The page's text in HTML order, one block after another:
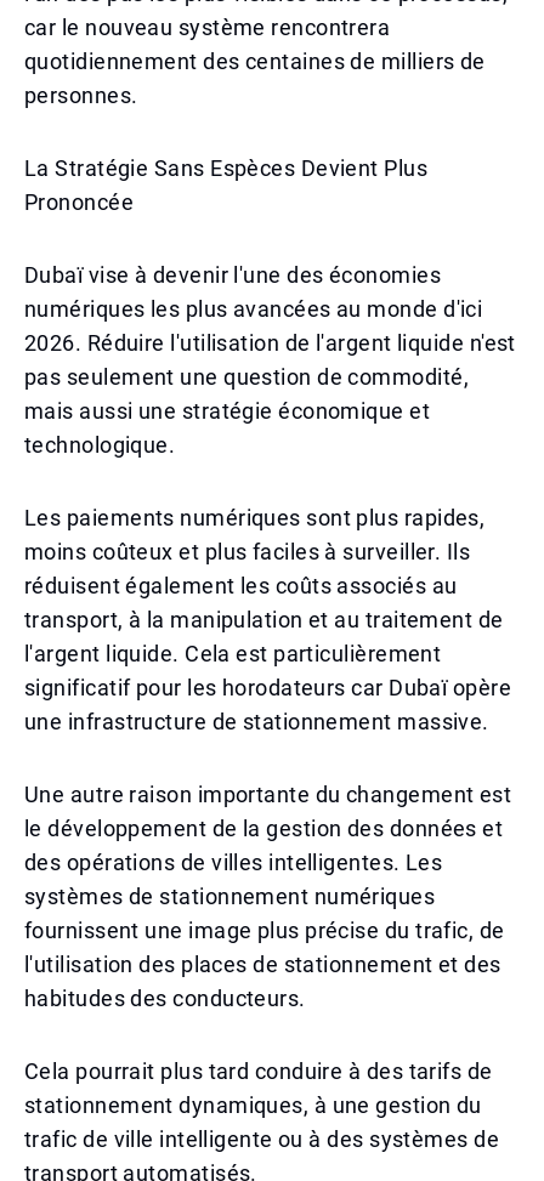
car le nouveau système rencontrera
quotidiennement des centaines de milliers de
personnes.
La Stratégie Sans Espèces Devient Plus
Prononcée
Dubaï vise à devenir l'une des économies
numériques les plus avancées au monde d'ici
2026. Réduire l'utilisation de l'argent liquide n'est
pas seulement une question de commodité,
mais aussi une stratégie économique et
technologique.
Les paiements numériques sont plus rapides,
moins coûteux et plus faciles à surveiller. Ils
réduisent également les coûts associés au
transport, à la manipulation et au traitement de
l'argent liquide. Cela est particulièrement
significatif pour les horodateurs car Dubaï opère
une infrastructure de stationnement massive.
Une autre raison importante du changement est
le développement de la gestion des données et
des opérations de villes intelligentes. Les
systèmes de stationnement numériques
fournissent une image plus précise du trafic, de
l'utilisation des places de stationnement et des
habitudes des conducteurs.
Cela pourrait plus tard conduire à des tarifs de
stationnement dynamiques, à une gestion du
trafic de ville intelligente ou à des systèmes de
transport automatisés.